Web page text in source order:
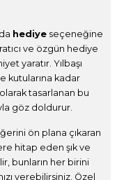
hediye seçeneğine
ve özgün hediye
yaratır. Yılbaşı
kutularına kadar
tasarlanan bu
göz doldurur.
ön plana çıkaran
hitap eden şık ve
bunların her birini
verebilirsiniz. Özel